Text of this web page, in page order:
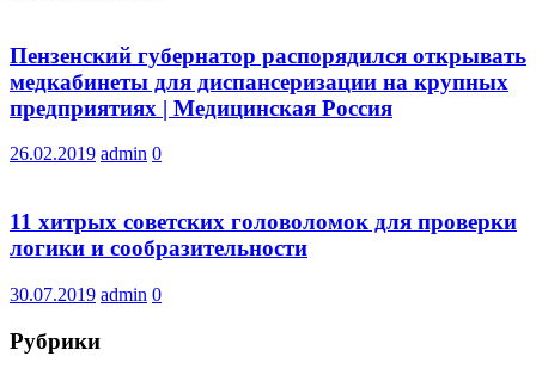
Пензенский губернатор распорядился открывать
медкабинеты для диспансеризации на крупных
предприятиях | Медицинская Россия
26.02.2019 admin 0
11 хитрых советских головоломок для проверки
логики и сообразительности
30.07.2019 admin 0
Рубрики